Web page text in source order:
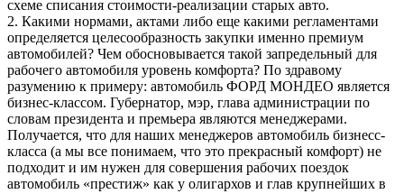
схеме списания стоимости-реализации старых авто.
2. Какими нормами, актами либо еще какими регламентами
определяется целесообразность закупки именно премиум
автомобилей? Чем обосновывается такой запредельный для
рабочего автомобиля уровень комфорта? По здравому
разумению к примеру: автомобиль ФОРД МОНДЕО является
бизнес-классом. Губернатор, мэр, глава администрации по
словам президента и премьера являются менеджерами.
Получается, что для наших менеджеров автомобиль бизнесс-
класса (а мы все понимаем, что это прекрасный комфорт) не
подходит и им нужен для совершения рабочих поездок
автомобиль «престиж» как у олигархов и глав крупнейших в